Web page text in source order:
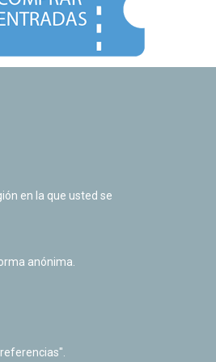
Política de cookies
a información pública
en la que usted se
anónima.